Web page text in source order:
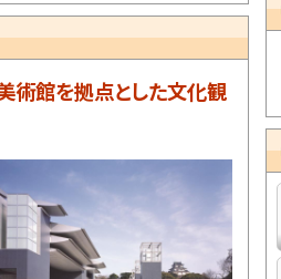
任用試験募集要項（県立近
いて
選抜の概要について
員免許法認定講習(特別支
術館を拠点とした文化観